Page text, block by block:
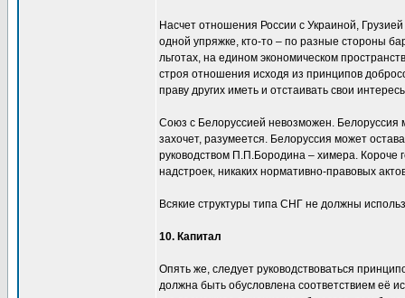
Насчет отношения России с Украиной,
одной упряжке, кто-то – по разные стороны
льготах, на едином экономическом
строя отношения исходя из принципов
праву других иметь и отстаивать свои
Союз с Белоруссией невозможен. Белоруссия
захочет, разумеется. Белоруссия может
руководством П.П.Бородина – химера. Короче
надстроек, никаких нормативно-правовых
Всякие структуры типа СНГ не должны
10. Капитал
Опять же, следует руководствоваться
должна быть обусловлена соответствием её